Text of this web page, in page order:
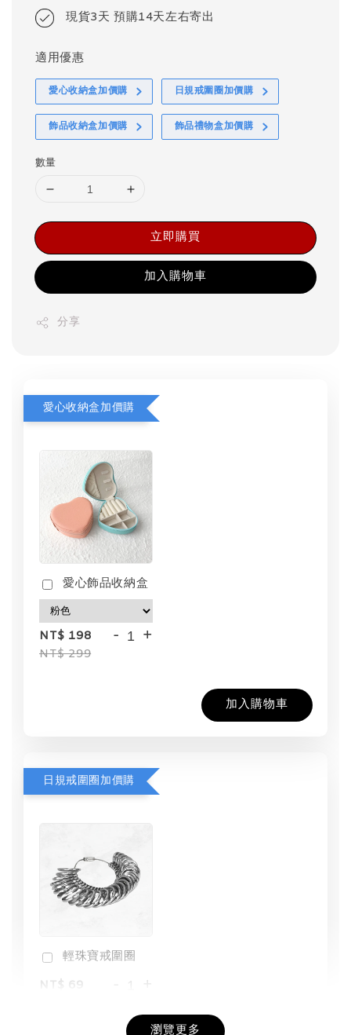
現貨3天 預購14天左右寄出
適用優惠
愛心收納盒加價購 日規戒圍圈加價購
飾品收納盒加價購 飾品禮物盒加價購
數量
立即購買
加入購物車
分享
愛心收納盒加價購
愛心飾品收納盒
NT$ 198
NT$ 299
- +
加入購物車
日規戒圍圈加價購
輕珠寶戒圍圈
NT$ 69
+
瀏覽更多